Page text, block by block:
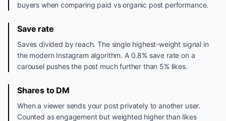
buyers when comparing paid vs organic post performance.
Save rate
Saves divided by reach. The single highest-weight signal in
the modern Instagram algorithm. A 0.8% save rate on a
carousel pushes the post much further than 5% likes.
Shares to DM
When a viewer sends your post privately to another user.
Counted as engagement but weighted higher than likes